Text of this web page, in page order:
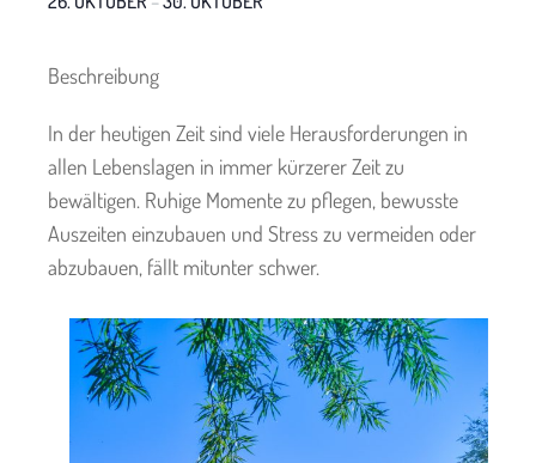
Beschreibung
In der heutigen Zeit sind viele Herausforderungen in
allen Lebenslagen in immer kürzerer Zeit zu
bewältigen. Ruhige Momente zu pflegen, bewusste
Auszeiten einzubauen und Stress zu vermeiden oder
abzubauen, fällt mitunter schwer.